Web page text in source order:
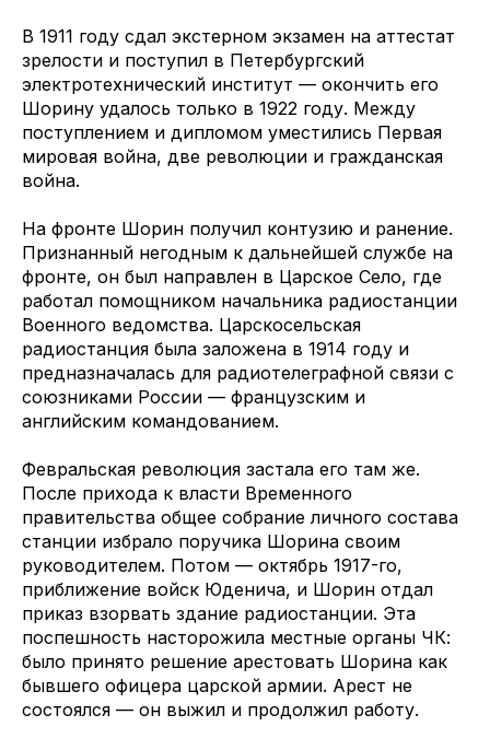
В 1911 году сдал экстерном экзамен на аттестат
зрелости и поступил в Петербургский
электротехнический институт — окончить его
Шорину удалось только в 1922 году. Между
поступлением и дипломом уместились Первая
мировая война, две революции и гражданская
война.
На фронте Шорин получил контузию и ранение.
Признанный негодным к дальнейшей службе на
фронте, он был направлен в Царское Село, где
работал помощником начальника радиостанции
Военного ведомства. Царскосельская
радиостанция была заложена в 1914 году и
предназначалась для радиотелеграфной связи с
союзниками России — французским и
английским командованием.
Февральская революция застала его там же.
После прихода к власти Временного
правительства общее собрание личного состава
станции избрало поручика Шорина своим
руководителем. Потом — октябрь 1917-го,
приближение войск Юденича, и Шорин отдал
приказ взорвать здание радиостанции. Эта
поспешность насторожила местные органы ЧК:
было принято решение арестовать Шорина как
бывшего офицера царской армии. Арест не
состоялся — он выжил и продолжил работу.